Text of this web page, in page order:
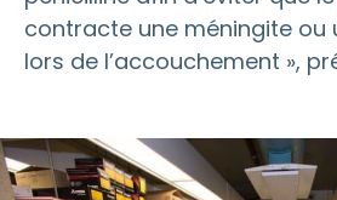
contracte une méningite ou
lors de l’accouchement »,